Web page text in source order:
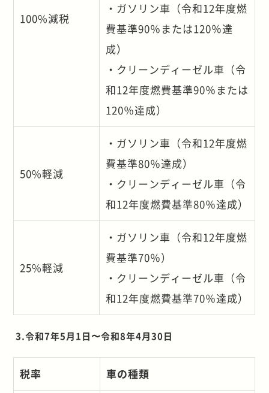
100%減税
・ガソリン車（令和12年度燃
費基準90％または120％達
成）
・クリーンディーゼル車（令
和12年度燃費基準90％または
120％達成）
50%軽減
・ガソリン車（令和12年度燃
費基準80％達成）
・クリーンディーゼル車（令
和12年度燃費基準80％達成）
25%軽減
・ガソリン車（令和12年度燃
費基準70％）
・クリーンディーゼル車（令
和12年度燃費基準70％達成）
3.令和7年5月1日〜令和8年4月30日
税率 車の種類